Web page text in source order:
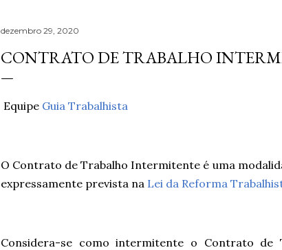
dezembro 29, 2020
CONTRATO DE TRABALHO
Equipe Guia Trabalhista
O Contrato de Trabalho Intermitente é uma
expressamente prevista na Lei da Reforma
Considera-se como intermitente o Contrato de